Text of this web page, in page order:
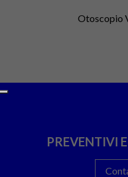
Otoscopio
PREVENTIVI